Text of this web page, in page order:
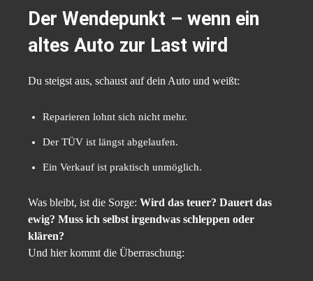
Der Wendepunkt – wenn ein
altes Auto zur Last wird
Du steigst aus, schaust auf dein Auto und weißt:
Reparieren lohnt sich nicht mehr.
Der TÜV ist längst abgelaufen.
Ein Verkauf ist praktisch unmöglich.
Was bleibt, ist die Sorge: Wird das teuer? Dauert das
ewig? Muss ich selbst irgendwas schleppen oder
klären?
Und hier kommt die Überraschung: